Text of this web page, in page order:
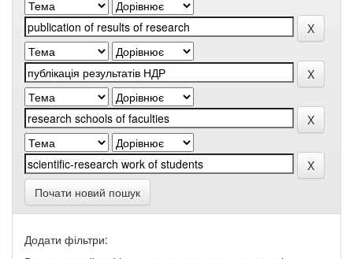
Почати новий пошук
Додати фільтри: